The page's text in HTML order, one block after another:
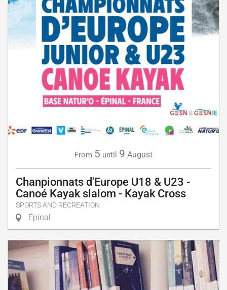
From 5 until 9 August
Chanpionnats d'Europe U18 & U23 -
Canoé Kayak slalom - Kayak Cross
SPORTS AND RECREATION
Épinal